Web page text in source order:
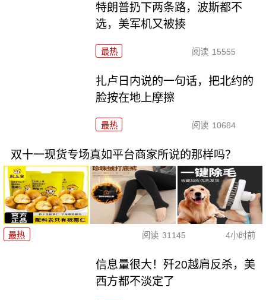
特朗普扔下两条路，波斯都不
选，美军机又被揍
最热 阅读 15555
扎卢日内说的一句话，把北约的
脸按在地上摩擦
最热 阅读 10684
双十一现货专场真如平台商家所说的那样吗？
最热 阅读 31145 4小时前
信息量很大！歼20越肩反杀，美
西方都不淡定了